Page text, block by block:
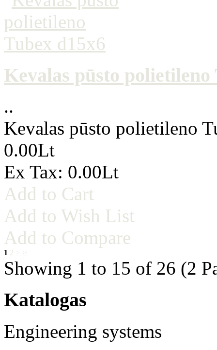
Kevalas pūsto polietileno
..
Kevalas pūsto polietileno
0.00Lt
Ex Tax: 0.00Lt
Add to Cart
Add to Wish List
Add to Compare
1 2 > >|
Showing 1 to 15 of 26 (2
Katalogas
Engineering systems